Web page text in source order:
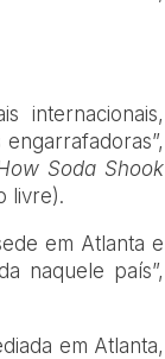
internacionais,
Soda Shook
livre).
em Atlanta e
naquele país”,
em Atlanta,